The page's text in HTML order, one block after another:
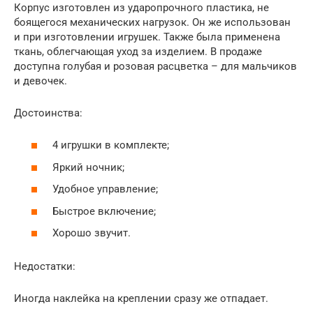
Корпус изготовлен из ударопрочного пластика, не
боящегося механических нагрузок. Он же использован
и при изготовлении игрушек. Также была применена
ткань, облегчающая уход за изделием. В продаже
доступна голубая и розовая расцветка – для мальчиков
и девочек.
Достоинства:
4 игрушки в комплекте;
Яркий ночник;
Удобное управление;
Быстрое включение;
Хорошо звучит.
Недостатки:
Иногда наклейка на креплении сразу же отпадает.